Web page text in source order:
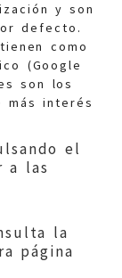
y son
defecto.
como
(Google
son los
más interés
el
a las
la
página
|